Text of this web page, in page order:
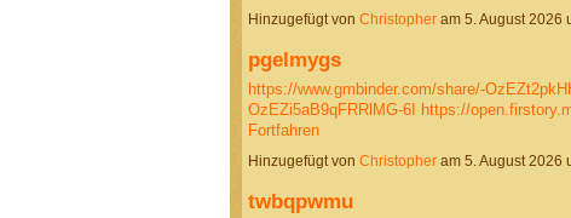
Hinzugefügt von Christopheram 5. August 2026
pgelmygs
https://www.gmbinder.com/share/-
OzEZi5aB9qFRRlMG-6I
https://
Fortfahren
Hinzugefügt von Christopheram 5. August 2026
twbqpwmu